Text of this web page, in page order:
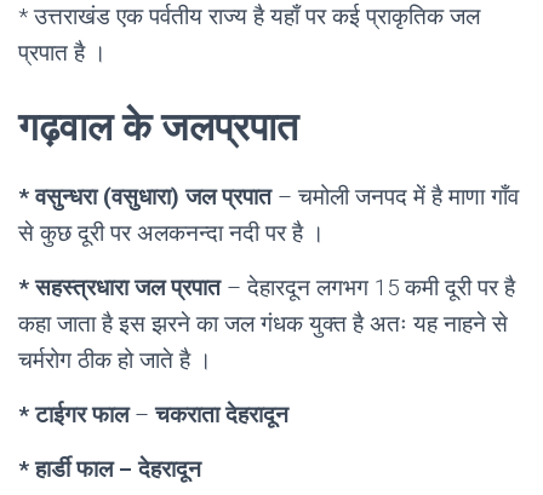
* उत्तराखंड एक पर्वतीय राज्य है यहाँ पर कई प्राकृतिक जल
प्रपात है ।
गढ़वाल के जलप्रपात
* वसुन्धरा (वसुधारा) जल प्रपात– चमोली जनपद में है माणा गाँव
से कुछ दूरी पर अलकनन्दा नदी पर है ।
* सहस्त्रधारा जल प्रपात– देहारदून लगभग 15 कमी दूरी पर है
कहा जाता है इस झरने का जल गंधक युक्त है अतः यह नाहने से
चर्मरोग ठीक हो जाते है ।
* टाईगर फाल–चकराता देहरादून
* हार्डी फाल – देहरादून